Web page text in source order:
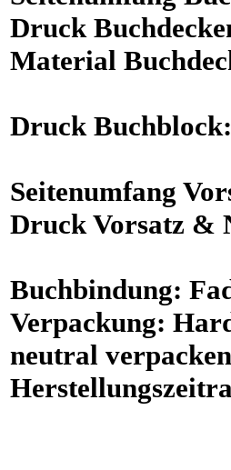
Druck
Material
Druck Buchblock:
Seitenumfang
Druck Vorsatz &
Buchbindung:
Verpackung:
neutral verpacken